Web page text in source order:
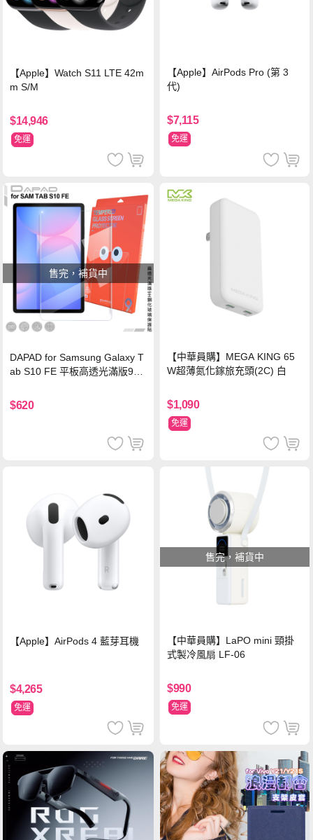
【Apple】Watch S11 LTE 42m
m S/M
$14,946
免運
【Apple】AirPods Pro (第 3
代)
$7,115
免運
售完，補貨中
DAPAD for Samsung Galaxy T
ab S10 FE 平板高透光滿版9H
$620
【中華員購】MEGA KING 65
W超薄氮化鎵旅充頭(2C) 白
$1,090
免運
【Apple】AirPods 4 藍芽耳機
$4,265
免運
售完，補貨中
【中華員購】LaPO mini 頸掛
式製冷風扇 LF-06
$990
免運